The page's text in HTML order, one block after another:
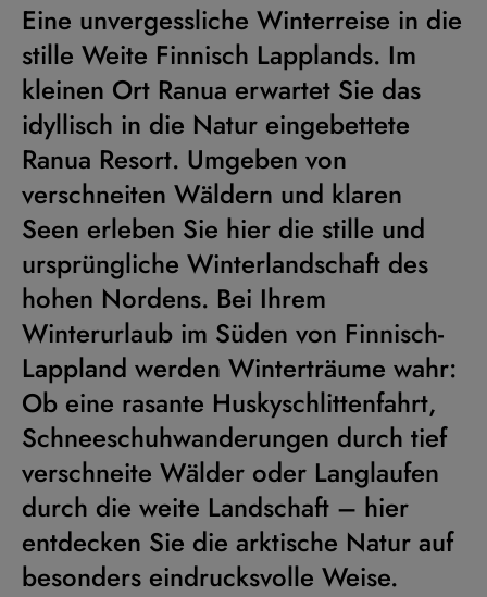
Eine unvergessliche Winterreise in die
stille Weite Finnisch Lapplands. Im
kleinen Ort Ranua erwartet Sie das
idyllisch in die Natur eingebettete
Ranua Resort. Umgeben von
verschneiten Wäldern und klaren
Seen erleben Sie hier die stille und
ursprüngliche Winterlandschaft des
hohen Nordens. Bei Ihrem
Winterurlaub im Süden von Finnisch-
Lappland werden Winterträume wahr:
Ob eine rasante Huskyschlittenfahrt,
Schneeschuhwanderungen durch tief
verschneite Wälder oder Langlaufen
durch die weite Landschaft – hier
entdecken Sie die arktische Natur auf
besonders eindrucksvolle Weise.